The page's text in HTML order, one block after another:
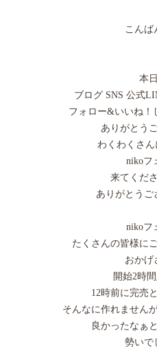
こんば
本
ブログ SNS 公式
フォロー&いいね！
ありがとう
わくわくさ
nikoフ
来てくだ
ありがとうご
nikoフ
たくさんの皆様に
おかげ
開始2時
12時前に完売
そんなに作れません
良かったなぁ
勢いで